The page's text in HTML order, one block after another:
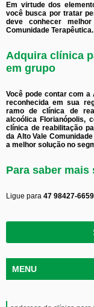
Em virtude dos
você busca por tratar
deve conhecer
Comunidade Terapêutica.
Adquira clínica
em grupo
Você pode contar com a
reconhecida em sua
ramo de clínica de
alcoólica Florianópolis,
clínica de reabilitação
da Alto Vale
a melhor solução no
Para saber mais
Ligue para 47 98427-6659
MENU